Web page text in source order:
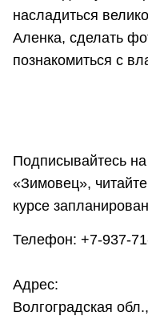
насладиться
Аленка, сделать
познакомиться с
Подписывайтесь
«Зимовец»,
курсе
Телефон: +7-937-
Адрес:
Волгоградская